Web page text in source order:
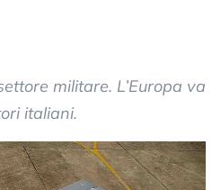
militare. L’Europa va
italiani.